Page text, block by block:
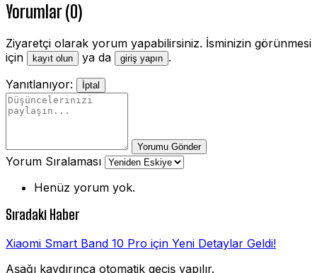
Yorumlar (0)
Ziyaretçi olarak yorum yapabilirsiniz. İsminizin görünmesi
için
kayıt olun ya da giriş yapın .
Yanıtlanıyor:
İptal
Yorumu Gönder
Yorum Sıralaması
Henüz yorum yok.
Sıradaki Haber
Xiaomi Smart Band 10 Pro için Yeni Detaylar Geldi!
Aşağı kaydırınca otomatik geçiş yapılır.